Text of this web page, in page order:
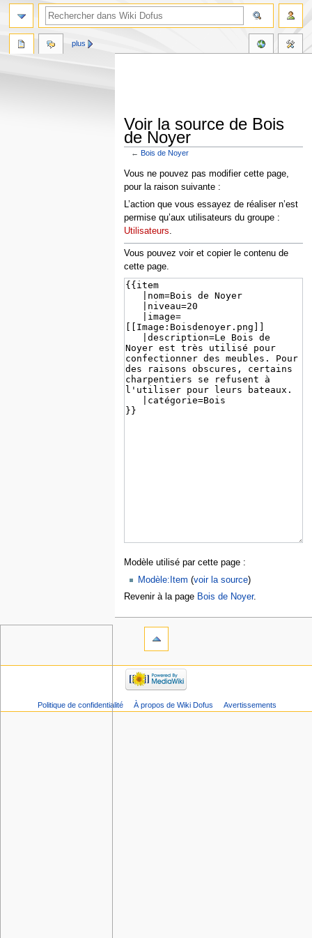
Voir la source de Bois
de Noyer
←Bois de Noyer
Aller
à
la
navigation
Aller
à
la
recherche
Vous ne pouvez pas modifier cette page,
pour la raison suivante :
L’action que vous essayez de réaliser n’est
permise qu’aux utilisateurs du groupe :
Utilisateurs.
Vous pouvez voir et copier le contenu de
cette page.
Modèle utilisé par cette page :
Modèle:Item (voir la source)
Revenir à la page Bois de Noyer.
plus
Politique de confidentialité À propos de Wiki Dofus Avertissements